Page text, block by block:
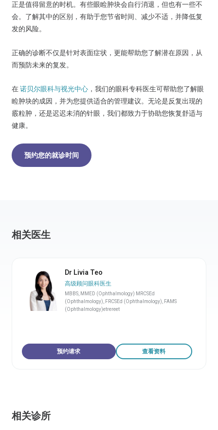
正是值得留意的时机。有些眼睑肿块会自行消退，但也有一些不
会。了解其中的区别，有助于您节省时间、减少不适，并降低复
发的风险。
正确的诊断不仅是针对表面症状，更能帮助您了解潜在原因，从
而预防未来的复发。
在诺贝尔眼科与视光中心 ，我们的眼科专科医生可帮助您了解眼
睑肿块的成因，并为您提供适合的管理建议。无论是反复出现的
霰粒肿，还是迟迟未消的针眼，我们都致力于协助您恢复舒适与
健康。
预约您的就诊时间
相关医生
Dr Livia Teo
高级顾问眼科医生
MBBS, MMED (Ophthalmology) MRCSEd
(Ophthalmology), FRCSEd (Ophthalmology), FAMS
(Ophthalmology)etrereet
预约请求 查看资料
相关诊所